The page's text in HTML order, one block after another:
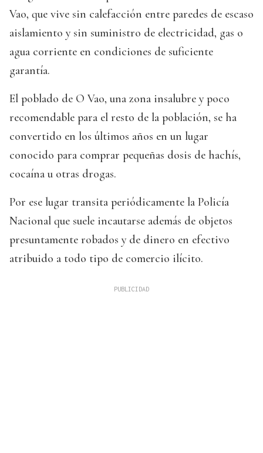
Vao, que vive sin calefacción entre paredes de escaso
aislamiento y sin suministro de electricidad, gas o
agua corriente en condiciones de suficiente
garantía.
El poblado de O Vao, una zona insalubre y poco
recomendable para el resto de la población, se ha
convertido en los últimos años en un lugar
conocido para comprar pequeñas dosis de hachís,
cocaína u otras drogas.
Por ese lugar transita periódicamente la Policía
Nacional que suele incautarse además de objetos
presuntamente robados y de dinero en efectivo
atribuido a todo tipo de comercio ilícito.